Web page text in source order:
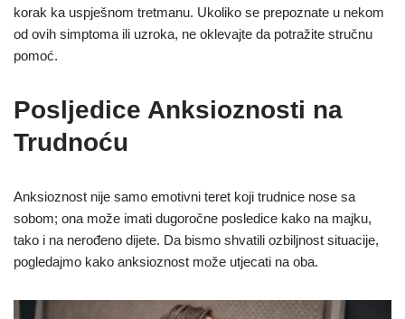
korak ka uspješnom tretmanu. Ukoliko se prepoznate u nekom
od ovih simptoma ili uzroka, ne oklevajte da potražite stručnu
pomoć.
Posljedice Anksioznosti na
Trudnoću
Anksioznost nije samo emotivni teret koji trudnice nose sa
sobom; ona može imati dugoročne posledice kako na majku,
tako i na nerođeno dijete. Da bismo shvatili ozbiljnost situacije,
pogledajmo kako anksioznost može utjecati na oba.